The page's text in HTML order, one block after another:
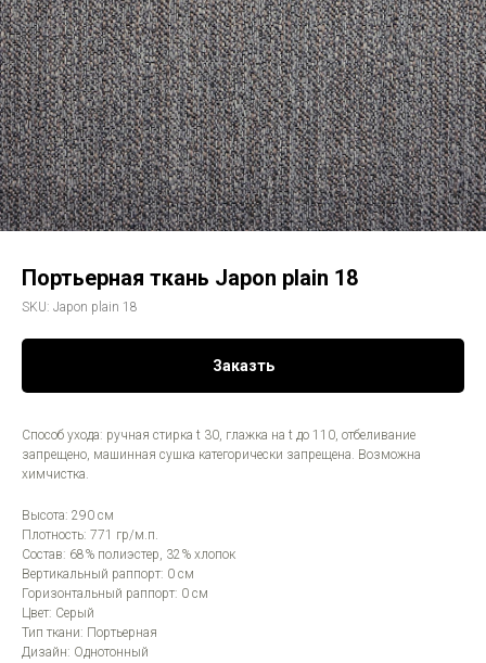
Портьерная ткань Japon plain 18
SKU: Japon plain 18
Заказть
Способ ухода: ручная стирка t 30, глажка на t до 110, отбеливание
запрещено, машинная сушка категорически запрещена. Возможна
химчистка.
Высота: 290 см
Плотность: 771 гр/м.п.
Состав: 68% полиэстер, 32% хлопок
Вертикальный раппорт: 0 см
Горизонтальный раппорт: 0 см
Цвет: Серый
Тип ткани: Портьерная
Дизайн: Однотонный